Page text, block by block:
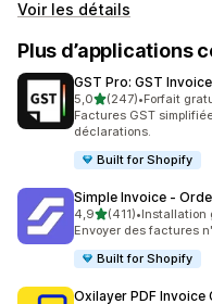
Voir les détails
Plus d’applications
GST Pro: GST
5,0étoile(s) sur 5
(247)
247 avis au total
•Forfait
Factures GST
déclarations.
Built for Shopify
Simple Invoice ‑
4,9étoile(s) sur 5
(411)
411 avis au total
•Installation
Envoyer des factures
Built for Shopify
Oxilayer PDF Invoice